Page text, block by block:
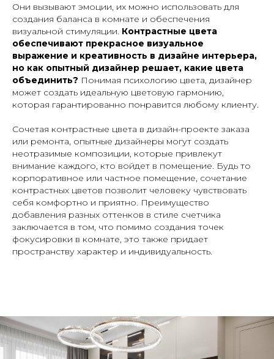
Они вызывают эмоции, их можно использовать для
создания баланса в комнате и обеспечения
визуальной стимуляции. Контрастные цвета
обеспечивают прекрасное визуальное
выражение и креативность в дизайне интерьера,
но как опытный дизайнер решает, какие цвета
объединить? Понимая психологию цвета, дизайнер
может создать идеальную цветовую гармонию,
которая гарантированно понравится любому клиенту.
Сочетая контрастные цвета в дизайн-проекте заказа
или ремонта, опытные дизайнеры могут создать
неотразимые композиции, которые привлекут
внимание каждого, кто войдет в помещение. Будь то
корпоративное или частное помещение, сочетание
контрастных цветов позволит человеку чувствовать
себя комфортно и приятно. Преимущество
добавления разных оттенков в стиле счетчика
заключается в том, что помимо создания точек
фокусировки в комнате, это также придает
пространству характер и индивидуальность.